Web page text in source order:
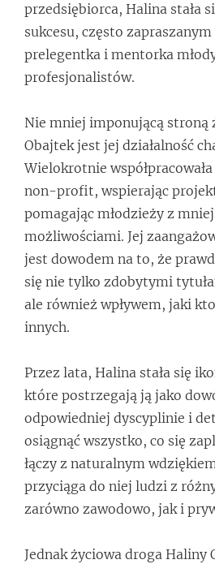
przedsiębiorca, Halina stała
sukcesu, często
prelegentka i mentorka
profesjonalistów.
Nie mniej imponującą stroną
Obajtek jest jej działalność
Wielokrotnie
non-profit, wspierając
pomagając młodzieży z
możliwościami. Jej
jest dowodem na to, że
się nie tylko zdobytymi
ale również wpływem, jaki
innych.
Przez lata, Halina stała się
które postrzegają ją jako
odpowiedniej dyscyplinie i
osiągnąć wszystko, co się
łączy z naturalnym
przyciąga do niej ludzi z
zarówno zawodowo, jak i
Jednak życiowa droga Haliny